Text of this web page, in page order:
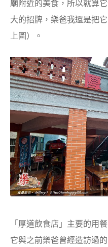
廟附近的美食，所以就算
大的招牌，樂爸我還是把
上圖）。
「厚道飲食店」主要的用
它與之前樂爸曾經造訪過